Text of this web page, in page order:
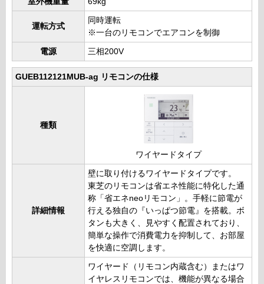
運転方式
同時運転
※一台のリモコンでエアコンを制御
電源 三相200V
GUEB112121MUB-ag リモコンの仕様
種類
ワイヤードタイプ
詳細情報
壁に取り付けるワイヤードタイプです。
東芝のリモコンは省エネ性能に特化した通
称「省エネneoリモコン」。手軽に節電が
行える独自の『いっぱつ節電』を搭載。ボ
タンも大きく、見やすく配置されており、
簡単な操作で消費電力を抑制して、お部屋
を快適に空調します。
ワイヤード（リモコン内蔵含む）またはワ
イヤレスリモコンでは、機能が異なる場合